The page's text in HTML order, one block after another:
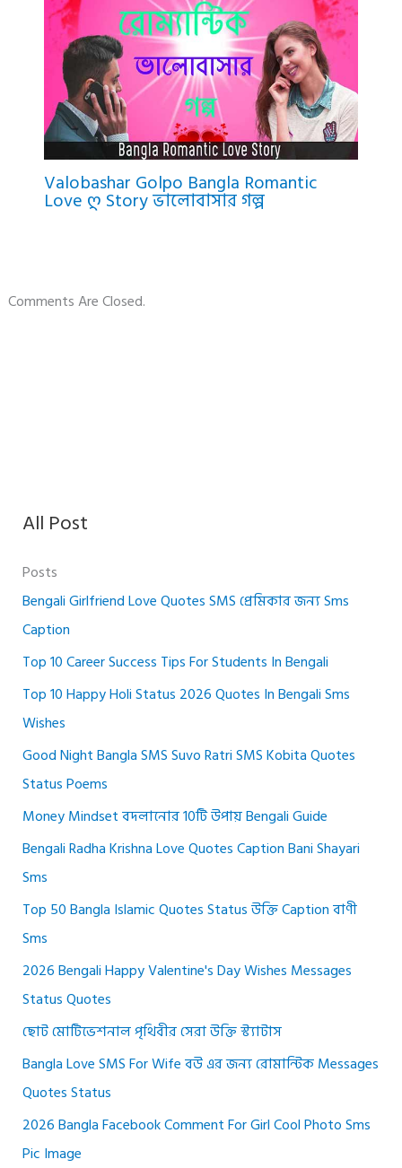
Valobashar Golpo Bangla Romantic
Love Ღ Story ভালোবাসার গল্প
Comments Are Closed.
All Post
Posts
Bengali Girlfriend Love Quotes SMS প্রেমিকার জন্য Sms
Caption
Top 10 Career Success Tips For Students In Bengali
Top 10 Happy Holi Status 2026 Quotes In Bengali Sms
Wishes
Good Night Bangla SMS Suvo Ratri SMS Kobita Quotes
Status Poems
Money Mindset বদলানোর 10টি উপায় Bengali Guide
Bengali Radha Krishna Love Quotes Caption Bani Shayari
Sms
Top 50 Bangla Islamic Quotes Status উক্তি Caption বাণী
Sms
2026 Bengali Happy Valentine's Day Wishes Messages
Status Quotes
ছোট মোটিভেশনাল পৃথিবীর সেরা উক্তি স্ট্যাটাস
Bangla Love SMS For Wife বউ এর জন্য রোমান্টিক Messages
Quotes Status
2026 Bangla Facebook Comment For Girl Cool Photo Sms
Pic Image